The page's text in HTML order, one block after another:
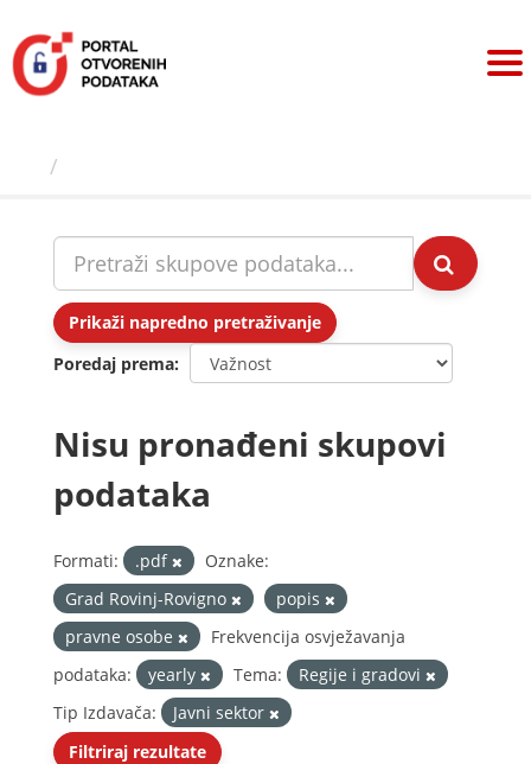
sadržaj
Prikaži napredno pretraživanje
Poredaj prema
Nisu pronađeni skupovi
podataka
Formati: .pdf
Oznake:
Grad Rovinj-Rovigno
popis
pravne osobe
Frekvencija osvježavanja
podataka:
yearly Tema:
Regije i gradovi
Tip Izdavača:
Javni sektor
Filtriraj rezultate